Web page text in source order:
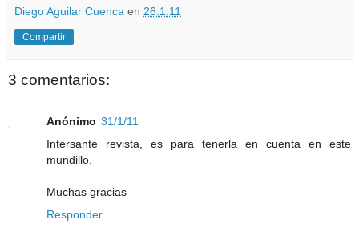
Diego Aguilar Cuenca en 26.1.11
Compartir
3 comentarios:
Anónimo 31/1/11
Intersante revista, es para tenerla en cuenta en este
mundillo.
Muchas gracias
Responder